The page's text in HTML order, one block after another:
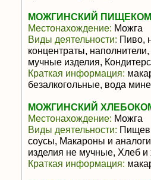
МОЖГИНСКИЙ
Местонахождение: Можга
Виды деятельности: Пиво,
концентраты,
мучные изделия,
Краткая информация:
безалкогольные, вода
МОЖГИНСКИЙ
Местонахождение: Можга
Виды деятельности:
соусы, Макароны и
изделия не мучные, Хлеб
Краткая информация: